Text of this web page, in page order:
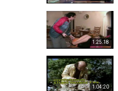
1:25:18
1:04:20